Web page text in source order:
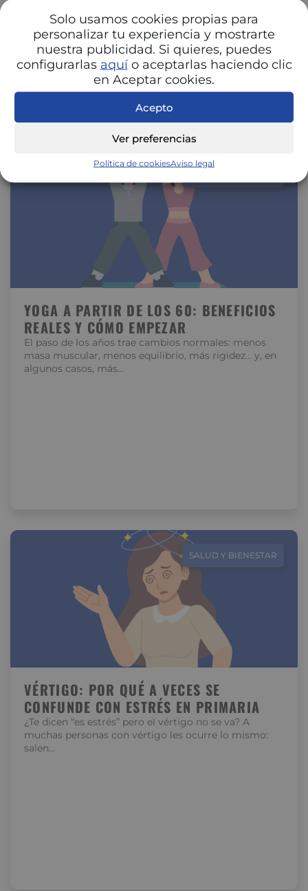
Solo usamos cookies propias para
personalizar tu experiencia y mostrarte
nuestra publicidad. Si quieres, puedes
configurarlas aquío aceptarlas haciendo clic
en Aceptar cookies.
Acepto
Ver preferencias
Política de cookiesAviso legal
YOGA A PARTIR DE LOS 60: BENEFICIOS
REALES Y CÓMO EMPEZAR
El paso de los años trae cambios normales: menos
masa muscular, menos equilibrio, más rigidez… y, en
algunos casos, más…
SALUD Y BIENESTAR
VÉRTIGO: POR QUÉ A VECES SE
CONFUNDE CON ESTRÉS EN PRIMARIA
¿Te dicen “es estrés” pero el vértigo no se va? A
muchas personas con vértigo les ocurre lo mismo:
salen…